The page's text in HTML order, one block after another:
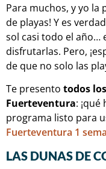
Para muchos, y yo la
de playas! Y es
sol casi todo el año…
disfrutarlas. Pero,
de que no solo las
Te presento todos
Fuerteventura:
programa listo para
Fuerteventura 1
LAS DUNAS DE